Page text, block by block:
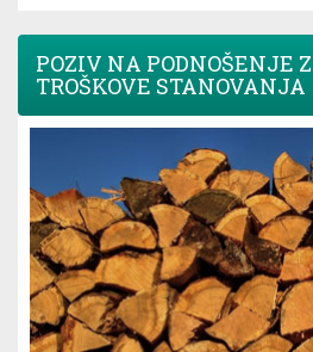
POZIV NA PODNOŠENJE
TROŠKOVE STANOVANJA